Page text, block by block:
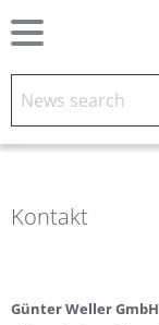
Kontakt
Günter Weller GmbH